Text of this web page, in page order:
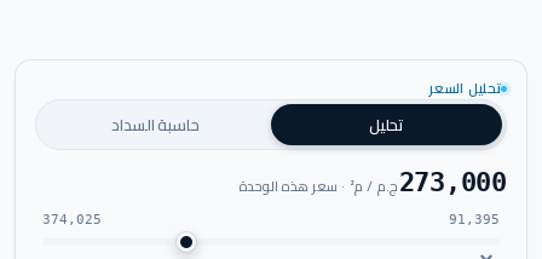
تحليل السعر
تحليل حاسبة السداد
273,000ج.م / م² · سعر هذه الوحدة
91,395
374,025